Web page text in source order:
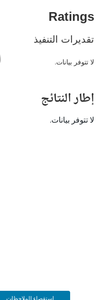
التنفيذ
بيانات.
بيانات.
استقصاء الملاحظات